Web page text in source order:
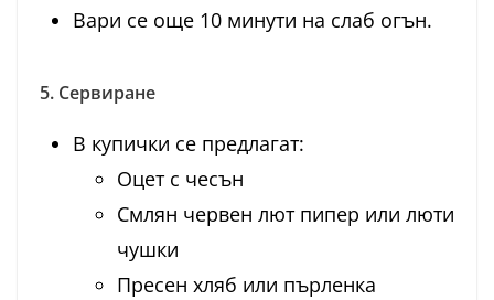
Вари се още 10 минути на слаб огън.
5. Сервиране
В купички се предлагат:
Оцет с чесън
Смлян червен лют пипер или люти
чушки
Пресен хляб или пърленка